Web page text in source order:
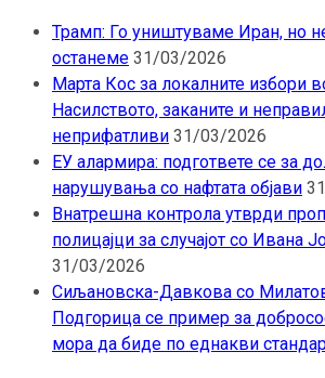
Трамп: Го уништуваме Иран, но
останеме 31/03/2026
Марта Кос за локалните избори
Насилството, заканите и
неприфатливи 31/03/2026
ЕУ алармира: подгответе се за
нарушувања со нафтата објави
Внатрешна контрола утврди
полицајци за случајот со Ивана
31/03/2026
Сиљановска-Давкова со
Подгорица се пример за
мора да биде по еднакви